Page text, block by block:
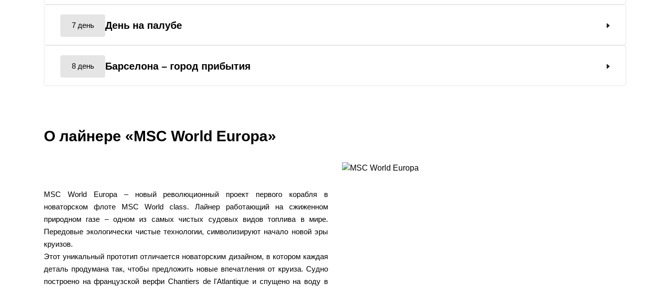
7 день День на палубе
8 день Барселона – город прибытия
О лайнере «MSC World Europa»
MSC World Europa – новый революционный проект первого корабля в
новаторском флоте MSC World class. Лайнер работающий на сжиженном
природном газе – одном из самых чистых судовых видов топлива в мире.
Передовые экологически чистые технологии, символизируют начало новой эры
круизов.
Этот уникальный прототип отличается новаторским дизайном, в котором каждая
деталь продумана так, чтобы предложить новые впечатления от круиза. Судно
построено на французской верфи Chantiers de l'Atlantique и спущено на воду в